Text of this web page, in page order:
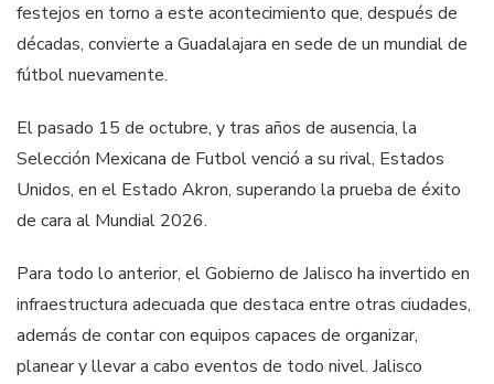
festejos en torno a este acontecimiento que, después de
décadas, convierte a Guadalajara en sede de un mundial de
fútbol nuevamente.
El pasado 15 de octubre, y tras años de ausencia, la
Selección Mexicana de Futbol venció a su rival, Estados
Unidos, en el Estado Akron, superando la prueba de éxito
de cara al Mundial 2026.
Para todo lo anterior, el Gobierno de Jalisco ha invertido en
infraestructura adecuada que destaca entre otras ciudades,
además de contar con equipos capaces de organizar,
planear y llevar a cabo eventos de todo nivel. Jalisco